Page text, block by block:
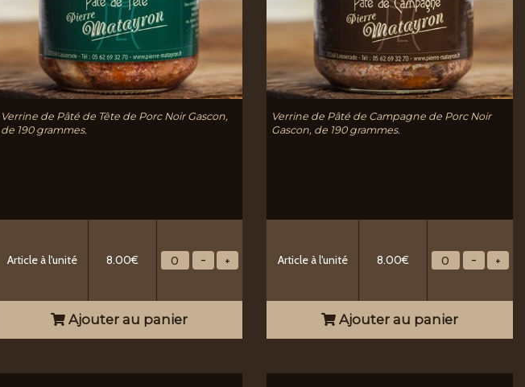
Verrine de Pâté de Tête de Porc Noir Gascon,
de 190 grammes.
Article à l'unité 8.00€
Ajouter au panier
Verrine de Pâté de Campagne de Porc Noir
Gascon, de 190 grammes.
Article à l'unité 8.00€
Ajouter au panier